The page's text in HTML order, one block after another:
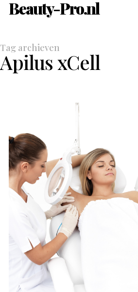
Beauty-Pro.nl
Tag archieven
Apilus xCell